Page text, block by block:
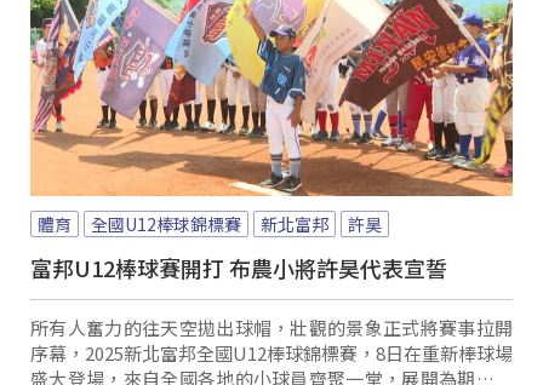
體育 全國U12棒球錦標賽 新北富邦 許昊
富邦U12棒球賽開打 布農小將許昊代表宣誓
所有人奮力的往天空拋出球帽，壯觀的景象正式將賽事拉開
序幕，2025新北富邦全國U12棒球錦標賽，8日在重新棒球場
盛大登場，來自全國各地的小球員齊聚一堂，展開為期五天